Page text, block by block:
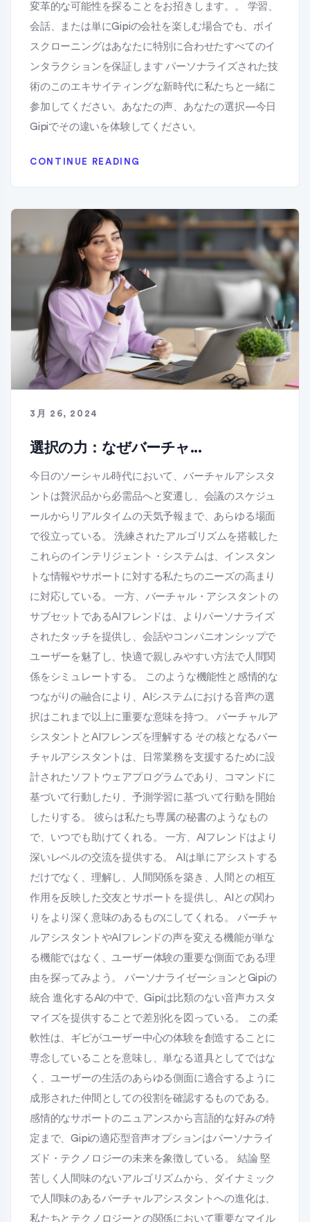
変革的な可能性を探ることをお招きします。。 学習、
会話、または単にGipiの会社を楽しむ場合でも、ボイ
スクローニングはあなたに特別に合わせたすべてのイ
ンタラクションを保証します パーソナライズされた技
術のこのエキサイティングな新時代に私たちと一緒に
参加してください。あなたの声、あなたの選択—今日
Gipiでその違いを体験してください。
CONTINUE READING
3月 26, 2024
選択の力：なぜバーチャ...
今日のソーシャル時代において、バーチャルアシスタ
ントは贅沢品から必需品へと変遷し、会議のスケジュ
ールからリアルタイムの天気予報まで、あらゆる場面
で役立っている。 洗練されたアルゴリズムを搭載した
これらのインテリジェント・システムは、インスタン
トな情報やサポートに対する私たちのニーズの高まり
に対応している。 一方、バーチャル・アシスタントの
サブセットであるAIフレンドは、よりパーソナライズ
されたタッチを提供し、会話やコンパニオンシップで
ユーザーを魅了し、快適で親しみやすい方法で人間関
係をシミュレートする。 このような機能性と感情的な
つながりの融合により、AIシステムにおける音声の選
択はこれまで以上に重要な意味を持つ。 バーチャルア
シスタントとAIフレンズを理解する その核となるバー
チャルアシスタントは、日常業務を支援するために設
計されたソフトウェアプログラムであり、コマンドに
基づいて行動したり、予測学習に基づいて行動を開始
したりする。 彼らは私たち専属の秘書のようなもの
で、いつでも助けてくれる。 一方、AIフレンドはより
深いレベルの交流を提供する。 AIは単にアシストする
だけでなく、理解し、人間関係を築き、人間との相互
作用を反映した交友とサポートを提供し、AIとの関わ
りをより深く意味のあるものにしてくれる。 バーチャ
ルアシスタントやAIフレンドの声を変える機能が単な
る機能ではなく、ユーザー体験の重要な側面である理
由を探ってみよう。 パーソナライゼーションとGipiの
統合 進化するAIの中で、Gipiは比類のない音声カスタ
マイズを提供することで差別化を図っている。 この柔
軟性は、ギピがユーザー中心の体験を創造することに
専念していることを意味し、単なる道具としてではな
く、ユーザーの生活のあらゆる側面に適合するように
成形された仲間としての役割を確認するものである。
感情的なサポートのニュアンスから言語的な好みの特
定まで、Gipiの適応型音声オプションはパーソナライ
ズド・テクノロジーの未来を象徴している。 結論 堅
苦しく人間味のないアルゴリズムから、ダイナミック
で人間味のあるバーチャルアシスタントへの進化は、
私たちとテクノロジーとの関係において重要なマイル